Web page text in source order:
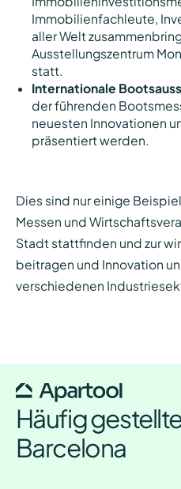
Immobilienfachleute,
aller Welt
Ausstellungszentrum
statt.
Internationale
der führenden
neuesten Innovationen
präsentiert werden.
Dies sind nur einige
Messen und
Stadt stattfinden und zur
beitragen und Innovation
verschiedenen
Häufig
Barcelona